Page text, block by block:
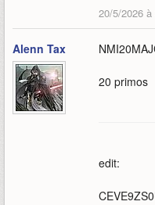
20/5/2026
Alenn Tax
20 primos
edit: